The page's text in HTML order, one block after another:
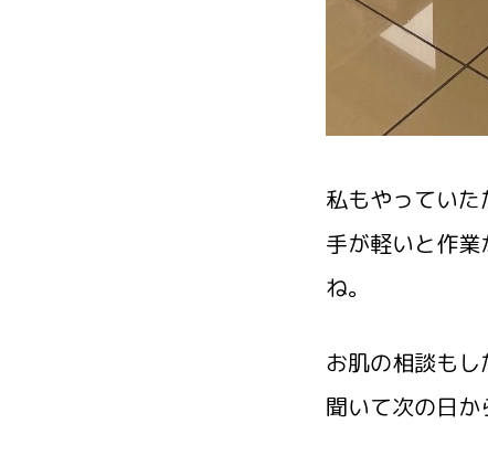
私もやってい
手が軽いと作
ね。
お肌の相談も
聞いて次の日